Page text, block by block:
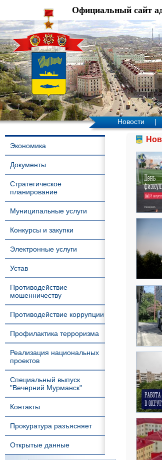
Официальный сайт
Новости |
Экономика
Документы
Стратегическое
планирование
Муниципальные услуги
Конкурсы и закупки
Электронные услуги
Устав
Противодействие
мошенничеству
Противодействие коррупции
Профилактика терроризма
Реализация национальных
проектов
Специальный выпуск
"Вечерний Мурманск"
Контакты
Прокуратура разъясняет
Открытые данные